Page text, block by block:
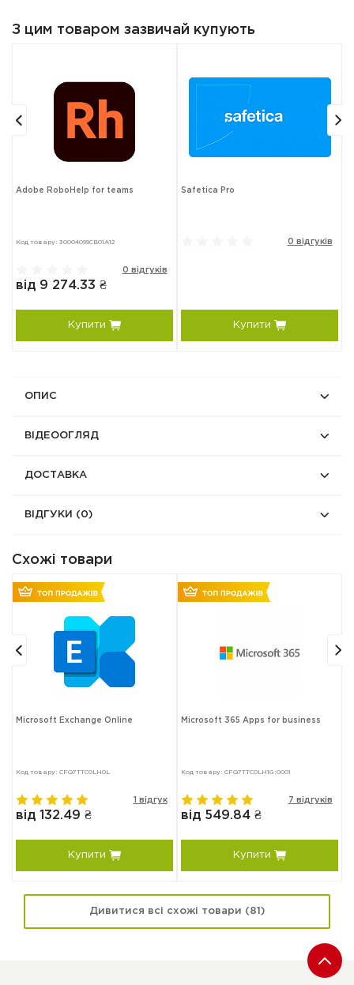
З цим товаром зазвичай купують
Adobe RoboHelp for teams
Код товару: 30004099CB01A12
0 відгуків
від 9 274.33 ₴
Купити
Safetica Pro
0 відгуків
Купити
ОПИС
ВІДЕООГЛЯД
ДОСТАВКА
ВІДГУКИ (0)
Схожі товари
Microsoft Exchange Online
Код товару: CFQ7TTC0LH0L
1 відгук
від 132.49 ₴
Купити
Microsoft 365 Apps for business
Код товару: CFQ7TTC0LH1G:0001
7 відгуків
від 549.84 ₴
Купити
Дивитися всі схожі товари (81)